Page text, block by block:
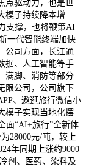
点驱动力，也是世
模子持续降本增
支撑，也将鞭策AI
一代智能终端加快
公司方面，长江通
据、人工智能等手
满脚、消防等部分
限公司，公司旗下
、遨逛旅行微信小
模子实现当地化摆
面“AI+旅行”全新体
28000元/吨，较上
年同期上涨约9000
剂、医药、染料及